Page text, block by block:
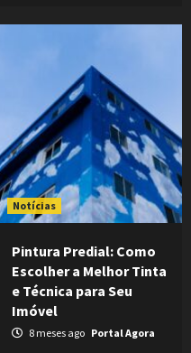
Notícias
Pintura Predial: Como
Escolher a Melhor Tinta
e Técnica para Seu
Imóvel
8 meses ago Portal Agora